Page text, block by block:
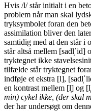
Hvis /l/ står initialt i en
problem når man skal
tryksymbolet foran den
assimilation bliver den
samtidig med at den står i
står altså mellem [sadl̩ˈid]
tryktegnet ikke
tilfælde står tryktegnet
indføje et ekstra [l],
en kontrast mellem [l̩] og
min) cykel ikke, (der skal
der har undersøgt om